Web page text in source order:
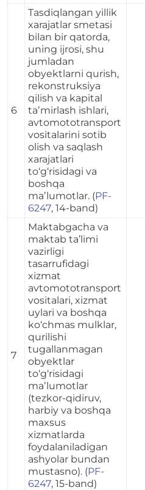
6
Tasdiqlangan yillik
xarajatlar smetasi
bilan bir qatorda,
uning ijrosi, shu
jumladan
obyektlarni qurish,
rekonstruksiya
qilish va kapital
taʼmirlash ishlari,
avtomototransport
vositalarini sotib
olish va saqlash
xarajatlari
to‘g‘risidagi va
boshqa
maʼlumotlar. (PF-
6247, 14-band)
7
Maktabgacha va
maktab ta’limi
vazirligi
tasarrufidagi
xizmat
avtomototransport
vositalari, xizmat
uylari va boshqa
ko‘chmas mulklar,
qurilishi
tugallanmagan
obyektlar
to‘g‘risidagi
maʼlumotlar
(tezkor-qidiruv,
harbiy va boshqa
maxsus
xizmatlarda
foydalaniladigan
ashyolar bundan
mustasno). (PF-
6247, 15-band)